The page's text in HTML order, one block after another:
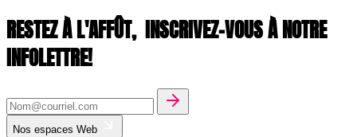
RESTEZ À L'AFFÛT, INSCRIVEZ-VOUS À NOTRE
INFOLETTRE!
Nos espaces Web